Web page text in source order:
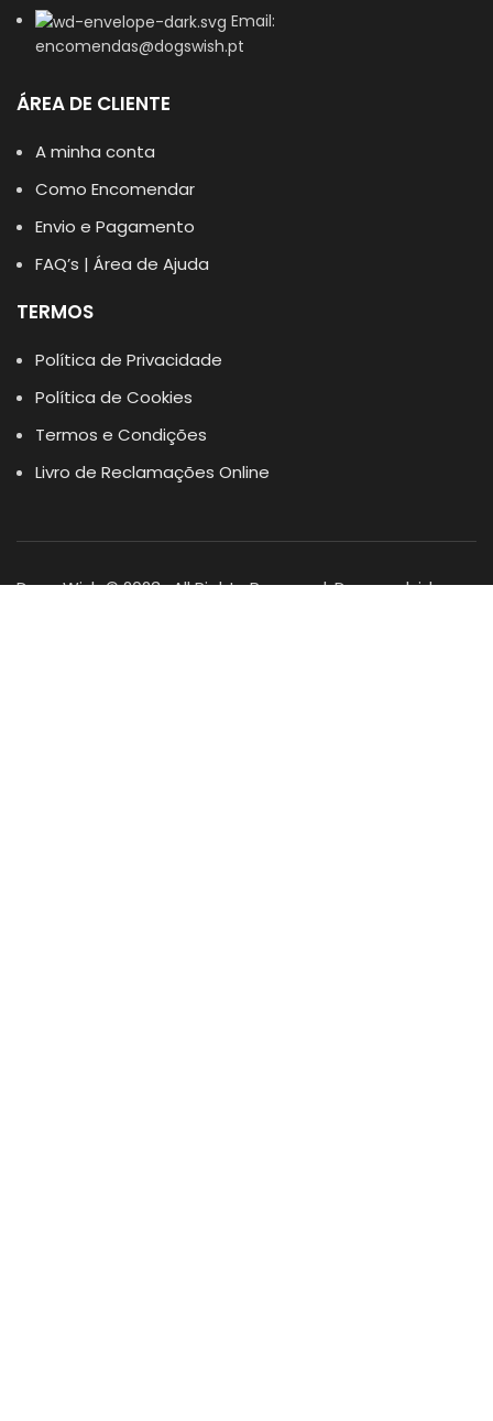
Email:
encomendas@dogswish.pt
ÁREA DE CLIENTE
A minha conta
Como Encomendar
Envio e Pagamento
FAQ’s | Área de Ajuda
TERMOS
Política de Privacidade
Política de Cookies
Termos e Condições
Livro de Reclamações Online
Dogs Wish © 2023 . All Rights Reserved. Desenvolvido por